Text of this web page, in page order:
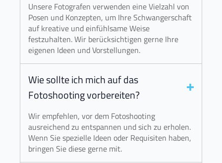
Unsere Fotografen verwenden eine Vielzahl von
Posen und Konzepten, um Ihre Schwangerschaft
auf kreative und einfühlsame Weise
festzuhalten. Wir berücksichtigen gerne Ihre
eigenen Ideen und Vorstellungen.
Wie sollte ich mich auf das
Fotoshooting vorbereiten?
Wir empfehlen, vor dem Fotoshooting
ausreichend zu entspannen und sich zu erholen.
Wenn Sie spezielle Ideen oder Requisiten haben,
bringen Sie diese gerne mit.